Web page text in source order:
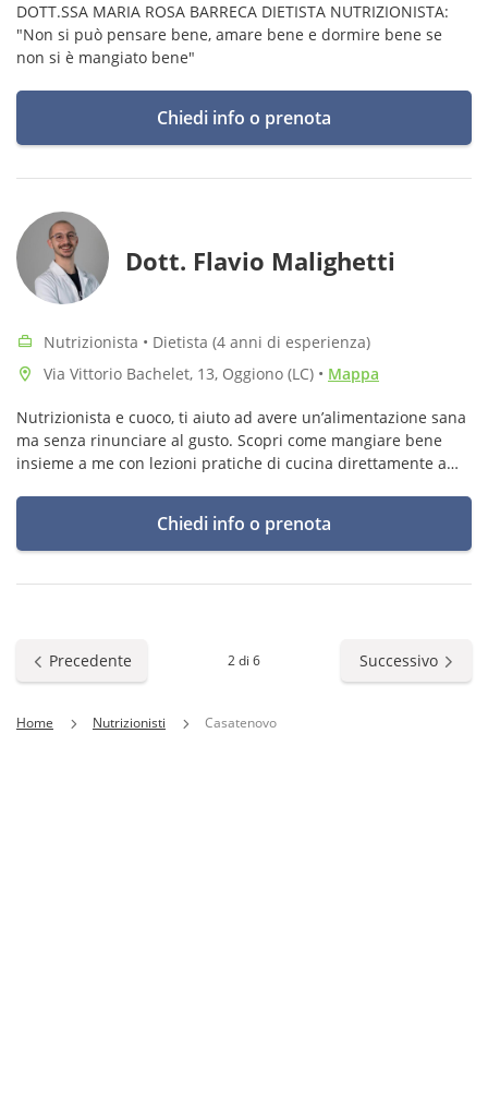
DOTT.SSA MARIA ROSA BARRECA DIETISTA NUTRIZIONISTA:
"Non si può pensare bene, amare bene e dormire bene se
non si è mangiato bene"
Chiedi info o prenota
Dott. Flavio Malighetti
Nutrizionista • Dietista (4 anni di esperienza)
Via Vittorio Bachelet, 13, Oggiono (LC) • Mappa
Nutrizionista e cuoco, ti aiuto ad avere un’alimentazione sana
ma senza rinunciare al gusto. Scopri come mangiare bene
insieme a me con lezioni pratiche di cucina direttamente a
Chiedi info o prenota
Precedente 2 di 6 Successivo
Home Nutrizionisti Casatenovo